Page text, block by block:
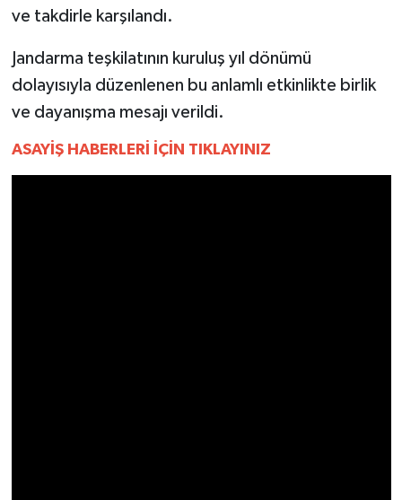
ve takdirle karşılandı.
Jandarma teşkilatının kuruluş yıl dönümü
dolayısıyla düzenlenen bu anlamlı etkinlikte birlik
ve dayanışma mesajı verildi.
ASAYİŞ HABERLERİ İÇİN TIKLAYINIZ
TEKNOLOJİ
YAŞAM
AFYON